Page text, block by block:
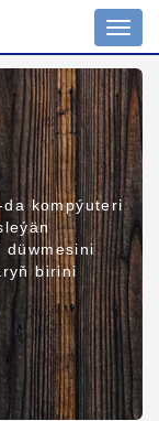
kompýuteri
düwmesini
birini